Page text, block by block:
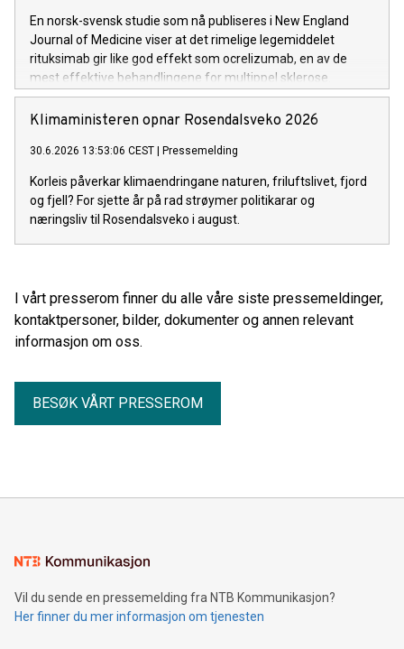
En norsk-svensk studie som nå publiseres i New England
Journal of Medicine viser at det rimelige legemiddelet
rituksimab gir like god effekt som ocrelizumab, en av de
mest effektive behandlingene for multippel sklerose.
Samtidig sparer bruk av rituksimab det norske helsevesenet
rundt 500 millioner kroner hvert år.
Klimaministeren opnar Rosendalsveko 2026
30.6.2026 13:53:06 CEST Pressemelding
Korleis påverkar klimaendringane naturen, friluftslivet, fjord
og fjell? For sjette år på rad strøymer politikarar og
næringsliv til Rosendalsveko i august.
I vårt presserom finner du alle våre siste pressemeldinger,
kontaktpersoner, bilder, dokumenter og annen relevant
informasjon om oss.
BESØK VÅRT PRESSEROM
Vil du sende en pressemelding fra NTB Kommunikasjon?
Her finner du mer informasjon om tjenesten